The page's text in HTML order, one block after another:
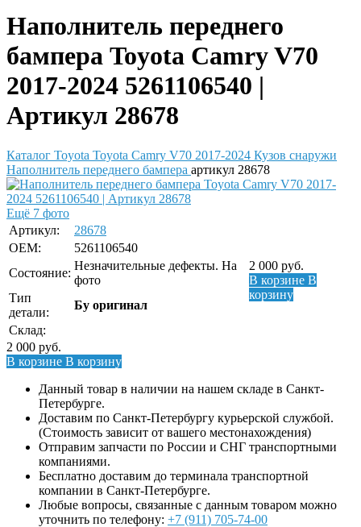
Наполнитель переднего
бампера Toyota Camry V70
2017-2024 5261106540 |
Артикул 28678
Каталог Toyota Toyota Camry V70 2017-2024 Кузов снаружи
Наполнитель переднего бампера артикул 28678
Ещё 7 фото
Артикул:
28678
2 000 руб.
В корзине В
корзину
OEM:
5261106540
Состояние:
Незначительные дефекты. На
фото
Тип
детали:
Бу оригинал
Склад:
2 000 руб.
В корзине В корзину
Данный товар в наличии на нашем складе в Санкт-
Петербурге.
Доставим по Санкт-Петербургу курьерской службой.
(Стоимость зависит от вашего местонахождения)
Отправим запчасти по России и СНГ транспортными
компаниями.
Бесплатно доставим до терминала транспортной
компании в Санкт-Петербурге.
Любые вопросы, связанные с данным товаром можно
уточнить по телефону: +7 (911) 705-74-00